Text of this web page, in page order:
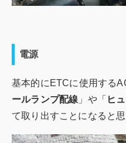
電源
基本的にETCに使用する
ールランプ配線 」や「 ヒ
て取り出すことになると思